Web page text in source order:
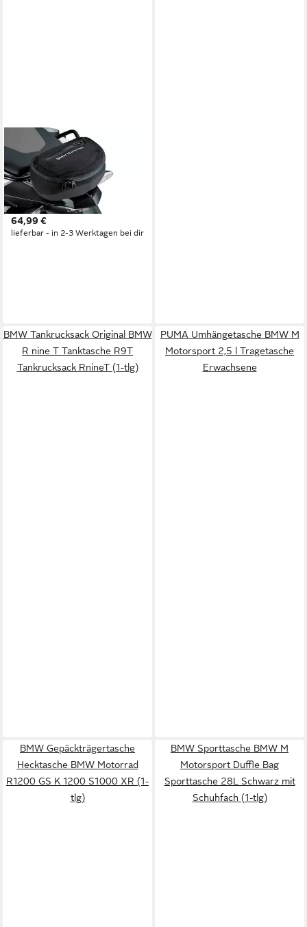
Aufbewahrungstasche BMW
Motorrad Enduro Hecktasche,
Tasche für F800/650GS (1-
tlg)
64,99 €
lieferbar - in 2-3 Werktagen bei dir
BMW Tankrucksack Original BMW
R nine T Tanktasche R9T
Tankrucksack RnineT (1-tlg)
PUMA Umhängetasche BMW M
Motorsport 2,5 l Tragetasche
Erwachsene
BMW Gepäckträgertasche
Hecktasche BMW Motorrad
R1200 GS K 1200 S1000 XR (1-
tlg)
BMW Sporttasche BMW M
Motorsport Duffle Bag
Sporttasche 28L Schwarz mit
Schuhfach (1-tlg)